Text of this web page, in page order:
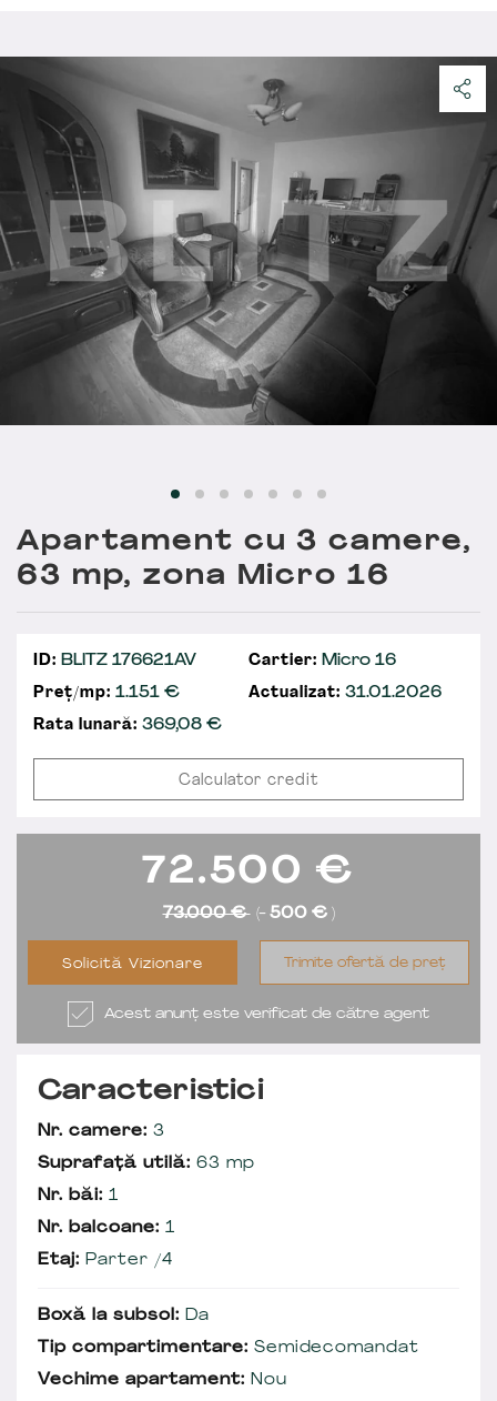
Apartament cu 3 camere,
63 mp, zona Micro 16
ID: BLITZ 176621AV Cartier: Micro 16
Preț/mp: 1.151 € Actualizat: 31.01.2026
Rata lunară: 369,08€
Calculator credit
72.500 €
73.000 € (- 500 €)
Solicită Vizionare Trimite ofertă de preț
Acest anunț este verificat de către agent
Caracteristici
Nr. camere: 3
Suprafață utilă: 63 mp
Nr. băi: 1
Nr. balcoane: 1
Etaj: Parter /4
Boxă la subsol: Da
Tip compartimentare: Semidecomandat
Vechime apartament: Nou